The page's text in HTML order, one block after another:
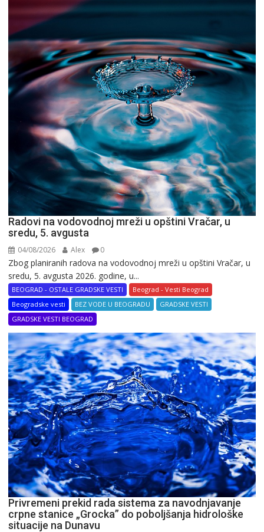
Radovi na vodovodnoj mreži u opštini Vračar, u
sredu, 5. avgusta
04/08/2026 Alex 0
Zbog planiranih radova na vodovodnoj mreži u opštini Vračar, u
sredu, 5. avgusta 2026. godine, u...
BEOGRAD - OSTALE GRADSKE VESTI
Beograd - Vesti Beograd
Beogradske vesti
BEZ VODE U BEOGRADU
GRADSKE VESTI
GRADSKE VESTI BEOGRAD
Privremeni prekid rada sistema za navodnjavanje
crpne stanice „Grocka” do poboljšanja hidrološke
situacije na Dunavu